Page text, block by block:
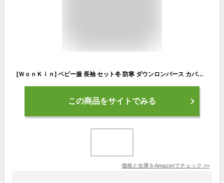
[ＷｏｎＫｉｎ] ベビー服 長袖 セット冬 防寒 ダウンロンパース カバーオール ジャンプスーツ 男の子 女の子 フード付き 歩行服 前開き 着替え便利 size80 90 100 (グリーン, 90)
この商品をサイトでみる
価格と在庫をAmazonでチェック >>